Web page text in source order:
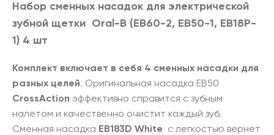
Набор сменных насадок для электрической
зубной щетки Oral-B (EB60-2, EB50-1, EB18P-
1) 4 шт
Комплект включает в себя 4 сменных насадки для
разных целей. Оригинальная насадка EB50
CrossAction эффективно справится с зубным
налетом и качественно очистит каждый зуб.
Сменная насадка EB183D White
с легкостью вернет